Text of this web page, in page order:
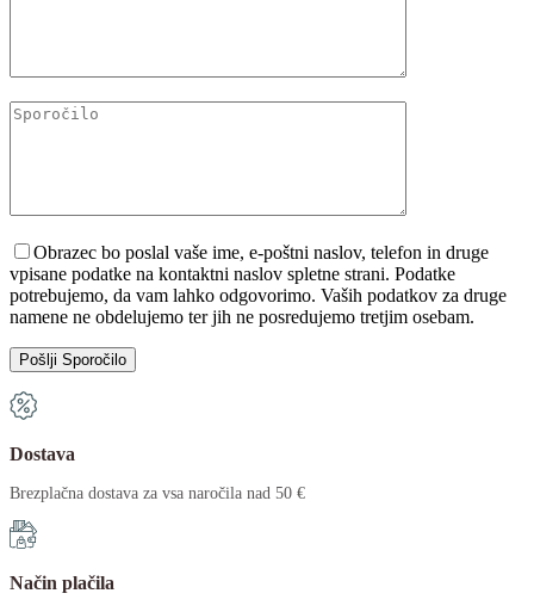
Obrazec bo poslal vaše ime, e-poštni naslov, telefon in druge
vpisane podatke na kontaktni naslov spletne strani. Podatke
potrebujemo, da vam lahko odgovorimo. Vaših podatkov za druge
namene ne obdelujemo ter jih ne posredujemo tretjim osebam.
Dostava
Brezplačna dostava za vsa naročila nad 50 €
Način plačila